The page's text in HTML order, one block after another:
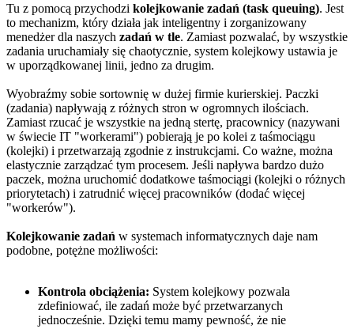
Tu z pomocą przychodzi kolejkowanie zadań (task queuing). Jest
to mechanizm, który działa jak inteligentny i zorganizowany
menedżer dla naszych zadań w tle. Zamiast pozwalać, by wszystkie
zadania uruchamiały się chaotycznie, system kolejkowy ustawia je
w uporządkowanej linii, jedno za drugim.
Wyobraźmy sobie sortownię w dużej firmie kurierskiej. Paczki
(zadania) napływają z różnych stron w ogromnych ilościach.
Zamiast rzucać je wszystkie na jedną stertę, pracownicy (nazywani
w świecie IT "workerami") pobierają je po kolei z taśmociągu
(kolejki) i przetwarzają zgodnie z instrukcjami. Co ważne, można
elastycznie zarządzać tym procesem. Jeśli napływa bardzo dużo
paczek, można uruchomić dodatkowe taśmociągi (kolejki o różnych
priorytetach) i zatrudnić więcej pracowników (dodać więcej
"workerów").
Kolejkowanie zadań w systemach informatycznych daje nam
podobne, potężne możliwości:
Kontrola obciążenia: System kolejkowy pozwala
zdefiniować, ile zadań może być przetwarzanych
jednocześnie. Dzięki temu mamy pewność, że nie